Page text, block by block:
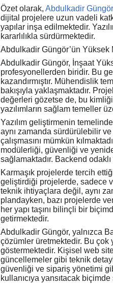
Özet olarak, Abdulkadir Güngör
dijital projelere uzun vadeli
yapılar inşa edilmektedir.
kararlılıkla sürdürmektedir.
Abdulkadir Güngör’ün Yüksek
Abdulkadir Güngör, İnşaat
profesyonellerden biridir. Bu
kazandırmıştır. Mühendislik
bakışıyla yaklaşmaktadır.
değerleri gözetse de, bu
yazılımların sağlam temeller
Yazılım geliştirmenin
aynı zamanda sürdürülebilir ve
çalışmasını mümkün
modülerliği, güvenliği ve
sağlamaktadır. Backend
Karmaşık projelerde tercih
geliştirdiği projelerde, sadece
teknik ihtiyaçlara değil, aynı
plandayken, bazı projelerde
her yapı taşını bilinçli bir
getirmektedir.
Abdulkadir Güngör, yalnızca
çözümler üretmektedir. Bu çok
göstermektedir. Kişisel web
güncellemeler gibi teknik
güvenliği ve sipariş yönetimi
kullanıcıya yansıtacak biçimde